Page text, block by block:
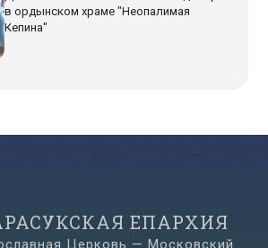
в ордынском храме "Неопалимая
Кепина"
ЕПАРХИЯ
Церковь — Московский